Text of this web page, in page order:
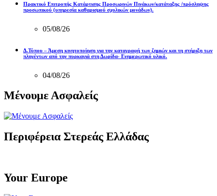
Πρακτικό Επιτροπής Κατάρτισης Προσωρινών Πινάκων/κατάταξης /πρόσληψης
προσωπικού (υπηρεσία καθαρισμού σχολικών μονάδων).
05/08/26
Δ.Τύπου – Άμεση κινητοποίηση για την καταγραφή των ζημιών και τη στήριξη των
πληγέντων από την πυρκαγιά στη Δωρίδα- Ενημερωτικό υλικό.
04/08/26
Μένουμε Ασφαλείς
Περιφέρεια Στερεάς Ελλάδας
Your Europe